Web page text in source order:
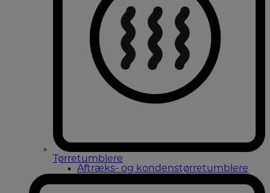
Tørretumblere
Aftræks- og kondenstørretumblere